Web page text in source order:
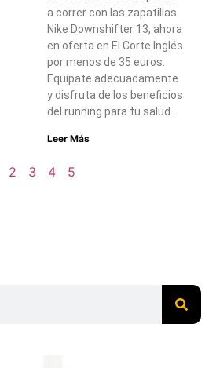
a correr con las zapatillas
Nike Downshifter 13, ahora
en oferta en El Corte Inglés
por menos de 35 euros.
Equípate adecuadamente
y disfruta de los beneficios
del running para tu salud.
Leer Más
2 3 4 5